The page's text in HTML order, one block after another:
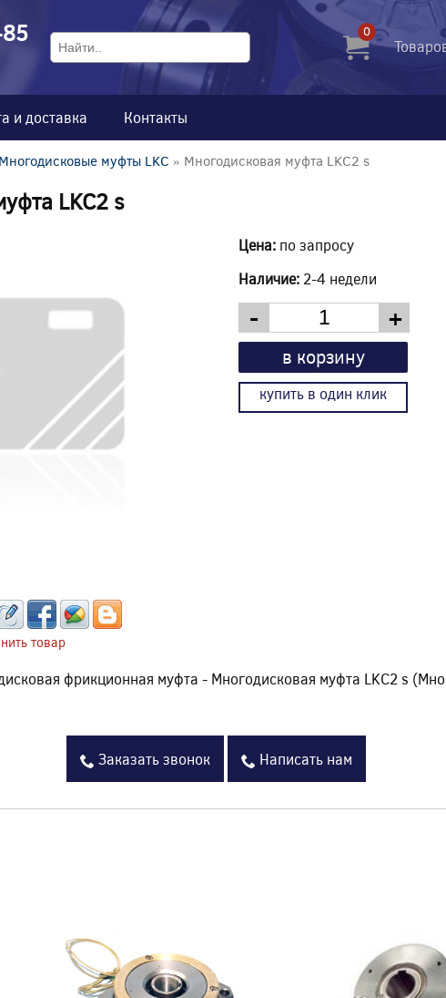
0
и доставка Контакты
Многодисковые муфты LKC » Многодисковая муфта LKC2 s
LKC2 s
товар
Цена: по запросу
Наличие: 2-4 недели
- +
в корзину
купить в один клик
фрикционная муфта - Многодисковая муфта LKC2 s
Заказать звонок Написать нам